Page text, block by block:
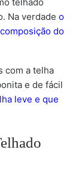
Na verdade o
do
com a telha
e de fácil
leve e que